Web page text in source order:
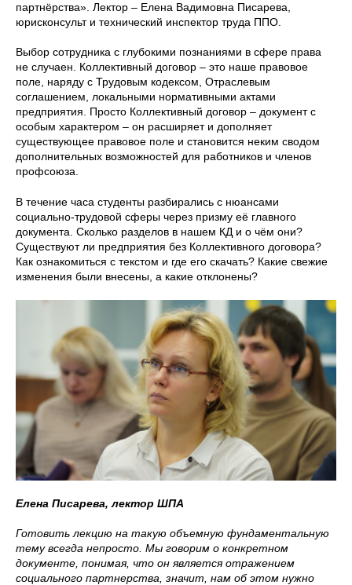
партнёрства». Лектор – Елена Вадимовна Писарева,
юрисконсульт и технический инспектор труда ППО.
Выбор сотрудника с глубокими познаниями в сфере права
не случаен. Коллективный договор – это наше правовое
поле, наряду с Трудовым кодексом, Отраслевым
соглашением, локальными нормативными актами
предприятия. Просто Коллективный договор – документ с
особым характером – он расширяет и дополняет
существующее правовое поле и становится неким сводом
дополнительных возможностей для работников и членов
профсоюза.
В течение часа студенты разбирались с нюансами
социально-трудовой сферы через призму её главного
документа. Сколько разделов в нашем КД и о чём они?
Существуют ли предприятия без Коллективного договора?
Как ознакомиться с текстом и где его скачать? Какие свежие
изменения были внесены, а какие отклонены?
Елена Писарева, лектор ШПА
Готовить лекцию на такую объемную фундаментальную
тему всегда непросто. Мы говорим о конкретном
документе, понимая, что он является отражением
социального партнерства, значит, нам об этом нужно